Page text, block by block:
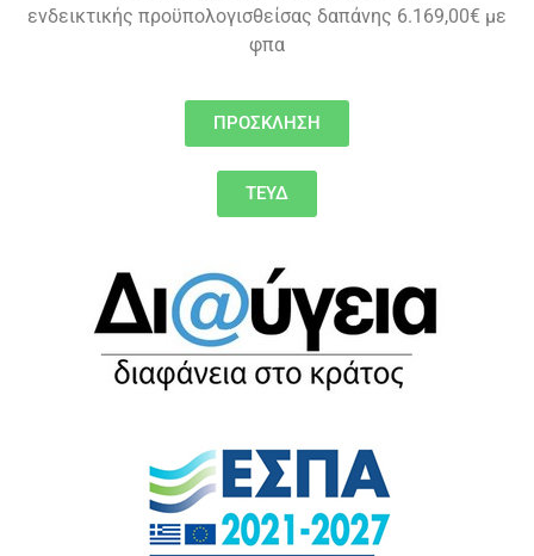
ενδεικτικής προϋπολογισθείσας δαπάνης 6.169,00€ με
φπα
ΠΡΟΣΚΛΗΣΗ
ΤΕΥΔ